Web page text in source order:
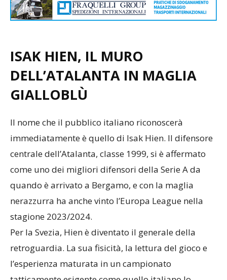
ISAK HIEN, IL MURO
DELL’ATALANTA IN MAGLIA
GIALLOBLÙ
Il nome che il pubblico italiano riconoscerà
immediatamente è quello di Isak Hien. Il difensore
come uno dei migliori difensori della Serie A da
quando è arrivato a Bergamo, e con la maglia
nerazzurra ha anche vinto l’Europa League nella
stagione 2023/2024.
Per la Svezia, Hien è diventato il generale della
retroguardia. La sua fisicità, la lettura del gioco e
l’esperienza maturata in un campionato